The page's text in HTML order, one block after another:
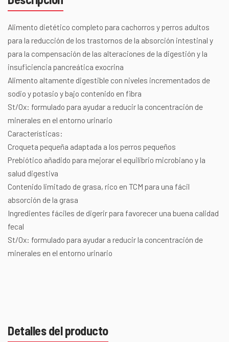
Alimento dietético completo para cachorros y perros adultos
para la reducción de los trastornos de la absorción intestinal y
para la compensación de las alteraciones de la digestión y la
insuficiencia pancreática exocrina
Alimento altamente digestible con niveles incrementados de
sodio y potasio y bajo contenido en fibra
St/Ox: formulado para ayudar a reducir la concentración de
minerales en el entorno urinario
Características:
Croqueta pequeña adaptada a los perros pequeños
Prebiótico añadido para mejorar el equilibrio microbiano y la
salud digestiva
Contenido limitado de grasa, rico en TCM para una fácil
absorción de la grasa
Ingredientes fáciles de digerir para favorecer una buena calidad
fecal
St/Ox: formulado para ayudar a reducir la concentración de
minerales en el entorno urinario
Detalles del producto